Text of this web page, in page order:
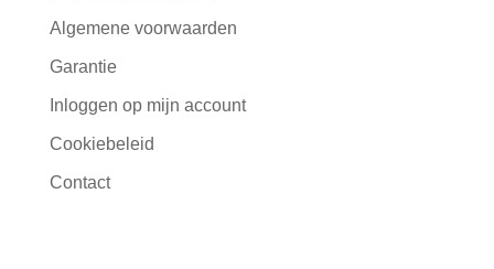
Algemene voorwaarden
Garantie
Inloggen op mijn account
Cookiebeleid
Contact